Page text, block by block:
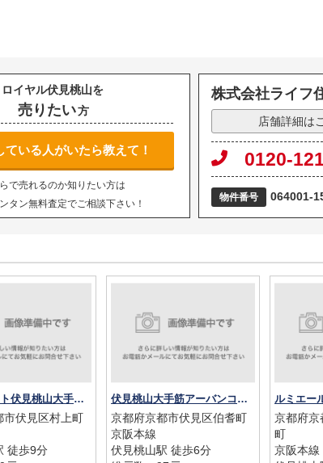
ロイヤル伏見桃山を
売りたい方
ている人がいたら教えて！
で売れるのか知りたい方は
タン無料査定でご相談下さい！
株式会社ライフ
店舗詳細は
0120-
物件番号 064001-
グランコート伏見桃山大手筋Ⅱ緑柳邸
市伏見区村上町
徒歩9分
伏見桃山大手筋アーバンコンフォート
京都府京都市伏見区伯耆町
京阪本線
伏見桃山駅 徒歩6分
ルミエー
京都府京
町
京阪本線